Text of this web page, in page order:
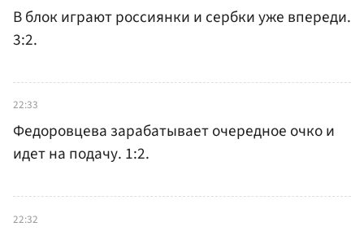
В блок играют россиянки и сербки уже впереди.
3:2.
22:33
Федоровцева зарабатывает очередное очко и
идет на подачу. 1:2.
22:32